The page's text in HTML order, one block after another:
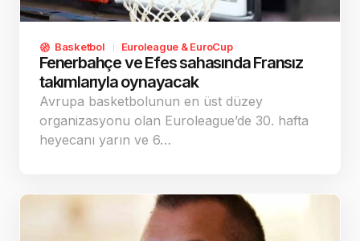
Basketbol Euroleague & EuroCup
Fenerbahçe ve Efes sahasında Fransız
takımlarıyla oynayacak
Avrupa basketbolunun en üst düzey
organizasyonu olan Euroleague’de 30. hafta
heyecanı yarın ve 6…